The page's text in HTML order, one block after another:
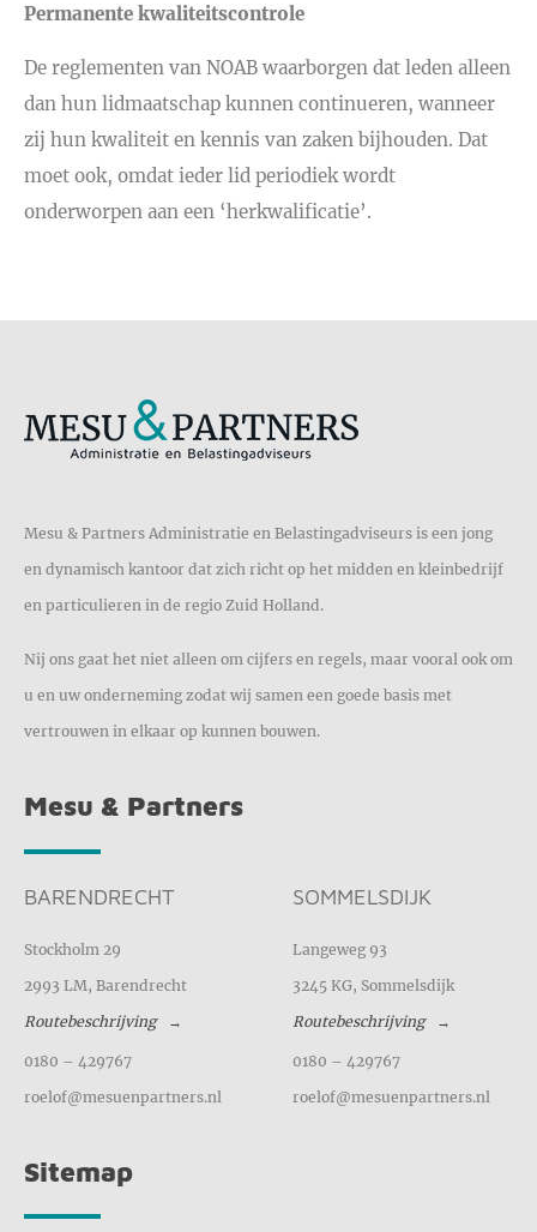
Permanente kwaliteitscontrole
De reglementen van NOAB waarborgen dat leden alleen
dan hun lidmaatschap kunnen continueren, wanneer
zij hun kwaliteit en kennis van zaken bijhouden. Dat
moet ook, omdat ieder lid periodiek wordt
onderworpen aan een ‘herkwalificatie’.
Mesu & Partners Administratie en Belastingadviseurs is een jong
en dynamisch kantoor dat zich richt op het midden en kleinbedrijf
en particulieren in de regio Zuid Holland.
Nij ons gaat het niet alleen om cijfers en regels, maar vooral ook om
u en uw onderneming zodat wij samen een goede basis met
vertrouwen in elkaar op kunnen bouwen.
Mesu & Partners
BARENDRECHT
Stockholm 29
2993 LM, Barendrecht
Routebeschrijving
0180 – 429767
roelof@mesuenpartners.nl
SOMMELSDIJK
Langeweg 93
3245 KG, Sommelsdijk
Routebeschrijving
0180 – 429767
roelof@mesuenpartners.nl
Sitemap